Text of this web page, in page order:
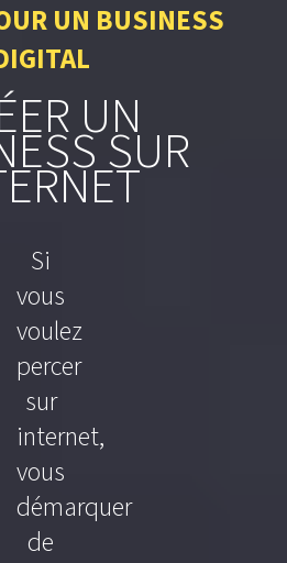
UN BUSINESS
UN
SUR
Si
vous
voulez
percer
sur
internet,
vous
démarquer
de